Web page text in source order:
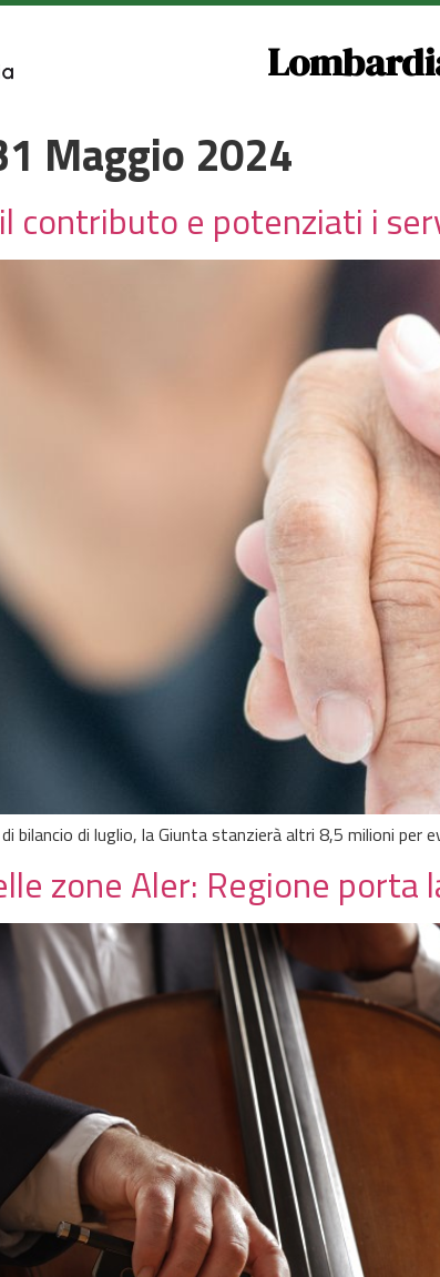
Maggio 2024
contributo e potenziati i
bilancio di luglio, la Giunta stanzierà altri 8,5 milioni
zone Aler: Regione porta